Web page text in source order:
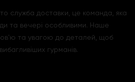
служба доставки, це команда, яка
та вечері особливими. Наше
та увагою до деталей, щоб
гурманів.